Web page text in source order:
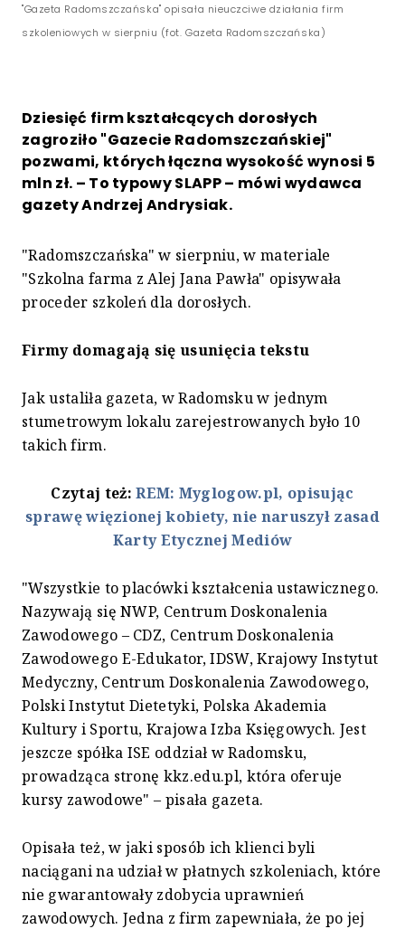
"Gazeta Radomszczańska" opisała nieuczciwe działania firm
szkoleniowych w sierpniu (fot. Gazeta Radomszczańska)
Dziesięć firm kształcących dorosłych
zagroziło "Gazecie Radomszczańskiej"
pozwami, których łączna wysokość wynosi 5
mln zł. – To typowy SLAPP – mówi wydawca
gazety Andrzej Andrysiak.
"Radomszczańska" w sierpniu, w materiale
"Szkolna farma z Alej Jana Pawła" opisywała
proceder szkoleń dla dorosłych.
Firmy domagają się usunięcia tekstu
Jak ustaliła gazeta, w Radomsku w jednym
stumetrowym lokalu zarejestrowanych było 10
takich firm.
Czytaj też:REM: Myglogow.pl, opisując
sprawę więzionej kobiety, nie naruszył zasad
Karty Etycznej Mediów
"Wszystkie to placówki kształcenia ustawicznego.
Nazywają się NWP, Centrum Doskonalenia
Zawodowego – CDZ, Centrum Doskonalenia
Zawodowego E-Edukator, IDSW, Krajowy Instytut
Medyczny, Centrum Doskonalenia Zawodowego,
Polski Instytut Dietetyki, Polska Akademia
Kultury i Sportu, Krajowa Izba Księgowych. Jest
jeszcze spółka ISE oddział w Radomsku,
prowadząca stronę kkz.edu.pl, która oferuje
kursy zawodowe" – pisała gazeta.
Opisała też, w jaki sposób ich klienci byli
naciągani na udział w płatnych szkoleniach, które
nie gwarantowały zdobycia uprawnień
zawodowych. Jedna z firm zapewniała, że po jej